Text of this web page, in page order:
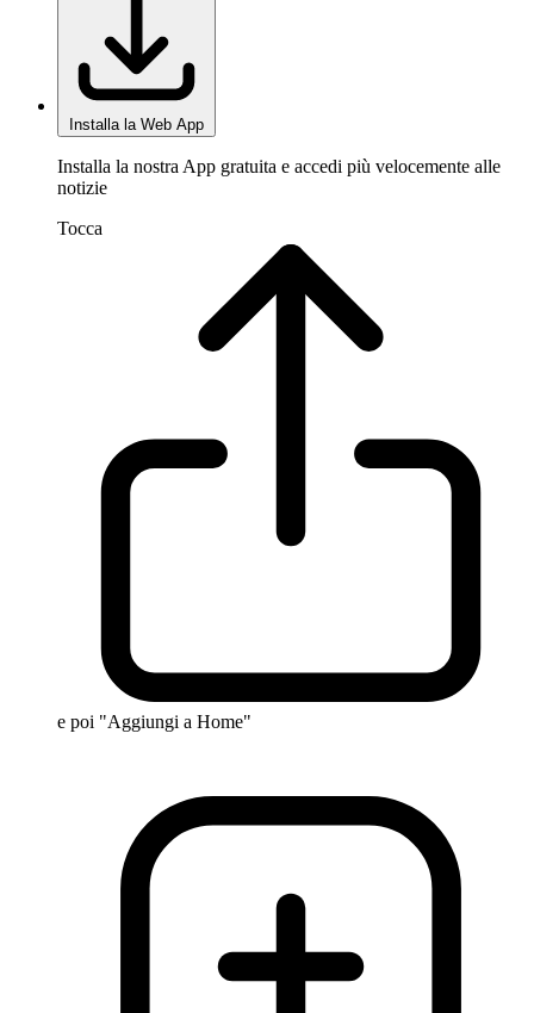
Installa la Web App
Installa la nostra App gratuita e accedi più velocemente alle
notizie
Tocca
e poi "Aggiungi a Home"